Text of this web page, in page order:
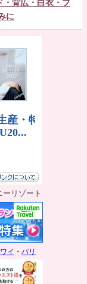
背広・白衣・ブ
に
リゾート
イ ・ パリ